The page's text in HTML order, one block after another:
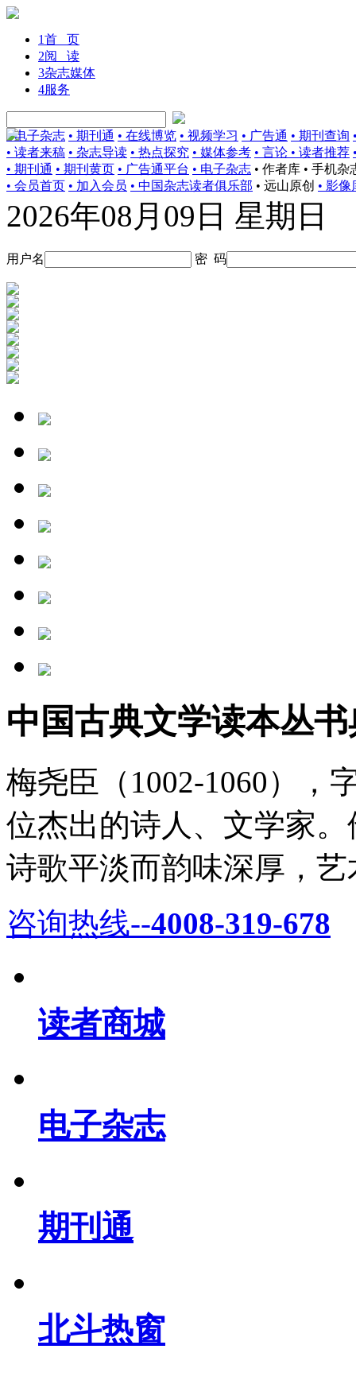
1首 页
2阅 读
3杂志媒体
4服务
• 电子杂志 • 期刊通 • 在线博览 • 视频学习 • 广告通 • 期刊查询
• 读者来稿 • 杂志导读 • 热点探究 • 媒体参考 • 言论 • 读者推荐
• 期刊通 • 期刊黄页 • 广告通平台 • 电子杂志 • 作者库 • 手机杂
• 会员首页 • 加入会员 • 中国杂志读者俱乐部 • 远山原创 • 影像
2026年08月09日 星期日
用户名 密 码
中国古典文学读本丛
梅尧臣（1002-1060），
位杰出的诗人、文学家
诗歌平淡而韵味深厚，
咨询热线--4008-319-678
读者商城
电子杂志
期刊通
北斗热窗